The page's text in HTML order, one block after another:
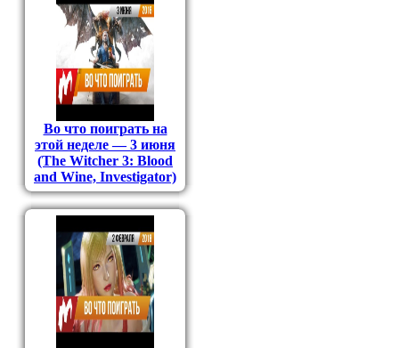
Во что поиграть на
этой неделе — 3 июня
(The Witcher 3: Blood
and Wine, Investigator)